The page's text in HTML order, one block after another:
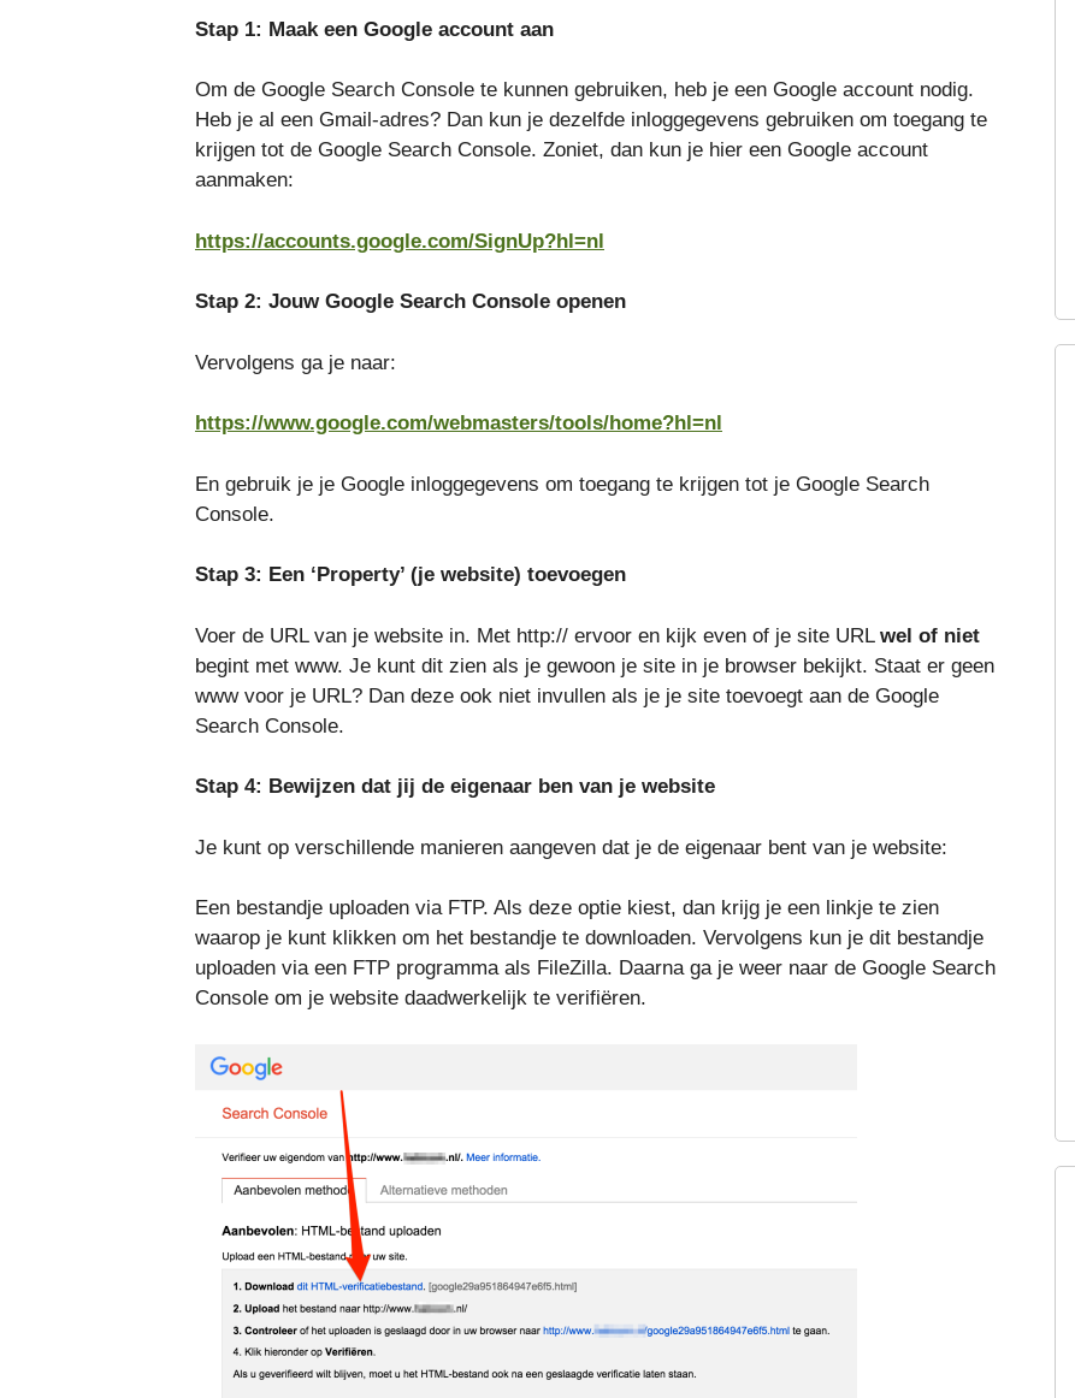
Stap 1: Maak een Google account aan
Om de Google Search Console te kunnen gebruiken, heb je een Google account nodig.
Heb je al een Gmail-adres? Dan kun je dezelfde inloggegevens gebruiken om toegang te
krijgen tot de Google Search Console. Zoniet, dan kun je hier een Google account
aanmaken:
https://accounts.google.com/SignUp?hl=nl
Stap 2: Jouw Google Search Console openen
Vervolgens ga je naar:
https://www.google.com/webmasters/tools/home?hl=nl
En gebruik je je Google inloggegevens om toegang te krijgen tot je Google Search
Console.
Stap 3: Een ‘Property’ (je website) toevoegen
Voer de URL van je website in. Met http:// ervoor en kijk even of je site URL wel of niet
begint met www. Je kunt dit zien als je gewoon je site in je browser bekijkt. Staat er geen
www voor je URL? Dan deze ook niet invullen als je je site toevoegt aan de Google
Search Console.
Stap 4: Bewijzen dat jij de eigenaar ben van je website
Je kunt op verschillende manieren aangeven dat je de eigenaar bent van je website:
Een bestandje uploaden via FTP. Als deze optie kiest, dan krijg je een linkje te zien
waarop je kunt klikken om het bestandje te downloaden. Vervolgens kun je dit bestandje
uploaden via een FTP programma als FileZilla. Daarna ga je weer naar de Google Search
Console om je website daadwerkelijk te verifiëren.